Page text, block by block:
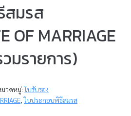
สมรส
OF MARRIAGE
มรายการ)
วดหมู่:ใบรับรอง
,ใบประกอบพิธีสมรส